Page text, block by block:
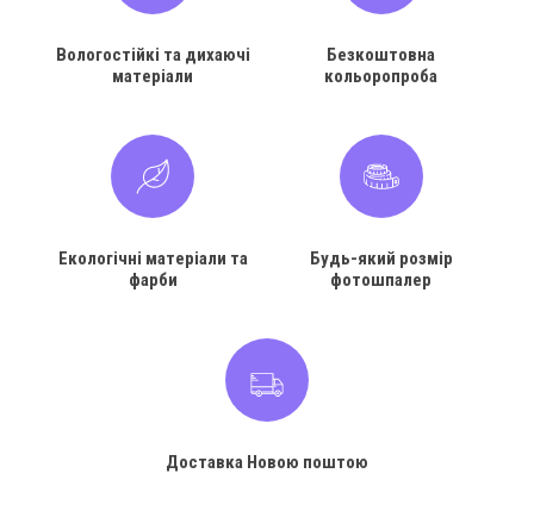
Вологостійкі та дихаючі
матеріали
Безкоштовна
кольоропроба
Екологічні матеріали та
фарби
Будь-який розмір
фотошпалер
Доставка Новою поштою